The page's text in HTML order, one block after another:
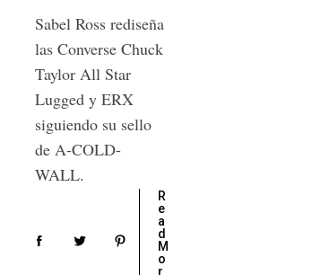
Sabel Ross rediseña
las Converse Chuck
Taylor All Star
Lugged y ERX
siguiendo su sello
de A-COLD-
WALL.
R
e
a
d
M
o
r